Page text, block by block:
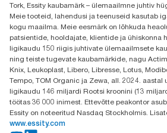
Leia Tork maaletooja
Essity Estonia OÜ
Reti Tee 9, Peetri alevik, Rae vald
Harju maakond
75312 Estonia
Tork, Essity kaubamärk – ülemaailmne juhtiv
Meie tooteid, lahendusi ja teenuseid kasutab
kogu maailma. Meie eesmärk on lõhkuda
patsientide, hooldajate, klientide ja ühiskonna
ligikaudu 150 riigis juhtivate ülemaailmsete
ning teiste tugevate kaubamärkide, nagu
Knix, Leukoplast, Libero, Libresse, Lotus,
Tempo, TOM Organic ja Zewa, all. 2024. aastal
ligikaudu 146 miljardi Rootsi kroonini (13
töötas 36 000 inimest. Ettevõtte peakontor
Essity on noteeritud Nasdaq Stockholmis.
www.essity.com